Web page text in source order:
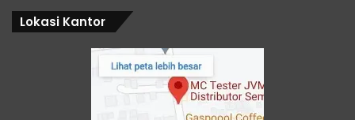
Lokasi Kantor